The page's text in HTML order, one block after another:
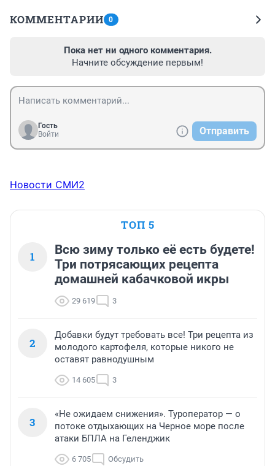
КОММЕНТАРИИ 0
Пока нет ни одного комментария.
Начните обсуждение первым!
Гость
Войти
Отправить
Новости СМИ2
ТОП 5
1
Всю зиму только её есть будете!
Три потрясающих рецепта
домашней кабачковой икры
29 619 3
2
Добавки будут требовать все! Три рецепта из
молодого картофеля, которые никого не
оставят равнодушным
14 605 3
3
«Не ожидаем снижения». Туроператор — о
потоке отдыхающих на Черное море после
атаки БПЛА на Геленджик
6 705 Обсудить